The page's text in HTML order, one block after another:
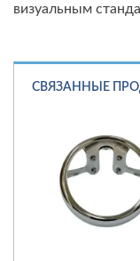
визуальным
СВЯЗАННЫЕ